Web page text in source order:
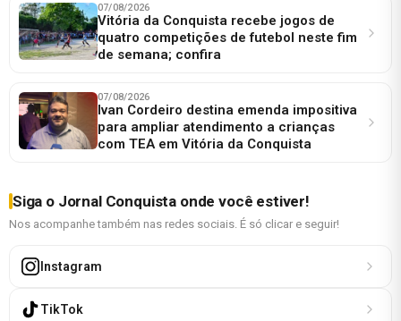
07/08/2026
Vitória da Conquista recebe jogos de
quatro competições de futebol neste fim
de semana; confira
07/08/2026
Ivan Cordeiro destina emenda impositiva
para ampliar atendimento a crianças
com TEA em Vitória da Conquista
Siga o Jornal Conquista onde você estiver!
Nos acompanhe também nas redes sociais. É só clicar e seguir!
Instagram
TikTok